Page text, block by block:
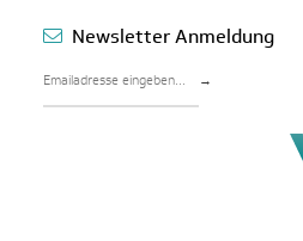
Newsletter Anmeldung
→